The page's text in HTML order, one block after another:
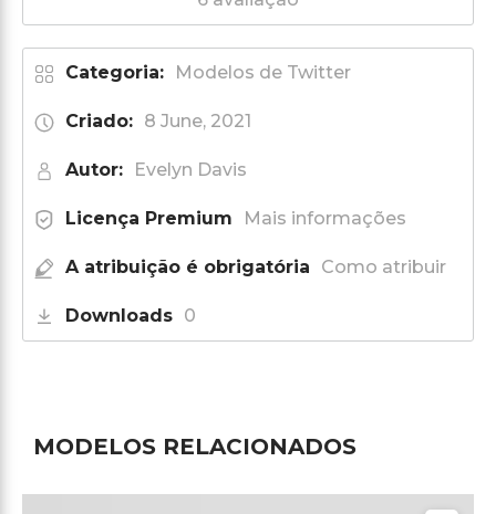
Categoria: Modelos de Twitter
Criado: 8 June, 2021
Autor: Evelyn Davis
Licença Premium Mais informações
A atribuição é obrigatória Como atribuir
Downloads 0
MODELOS RELACIONADOS